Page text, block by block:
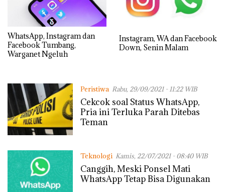
WhatsApp, Instagram dan
Facebook Tumbang,
Warganet Ngeluh
Instagram, WA dan Facebook
Down, Senin Malam
Peristiwa Rabu, 29/09/2021 - 11:22 WIB
Cekcok soal Status WhatsApp,
Pria ini Terluka Parah Ditebas
Teman
Teknologi Kamis, 22/07/2021 - 08:40 WIB
Canggih, Meski Ponsel Mati
WhatsApp Tetap Bisa Digunakan